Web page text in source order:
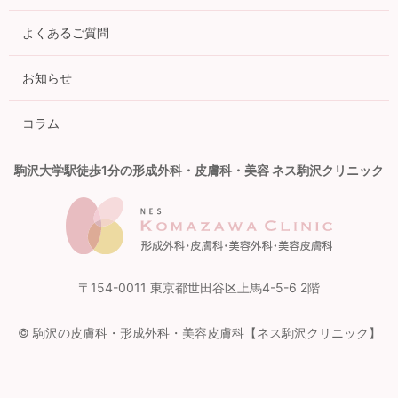
よくあるご質問
お知らせ
コラム
駒沢大学駅徒歩1分の形成外科・皮膚科・美容 ネス駒沢クリニック
〒154-0011 東京都世田谷区上馬4-5-6 2階
© 駒沢の皮膚科・形成外科・美容皮膚科【ネス駒沢クリニック】